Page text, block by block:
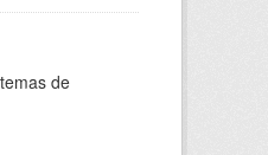
de